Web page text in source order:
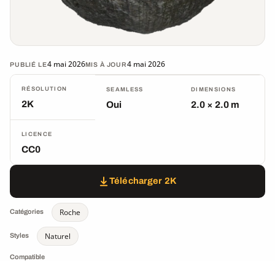
PUBLIÉ LE4 mai 2026MIS À JOUR4 mai 2026
RÉSOLUTION
2K
SEAMLESS
Oui
DIMENSIONS
2.0 × 2.0 m
LICENCE
CC0
Télécharger 2K
Catégories Roche
Styles Naturel
Compatible